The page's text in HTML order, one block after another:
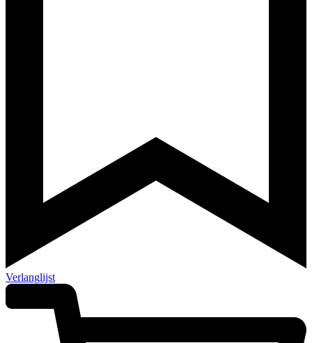
Verlanglijst